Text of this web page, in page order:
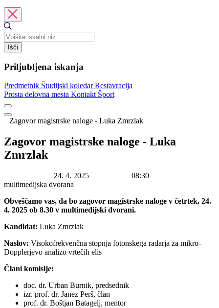
Išči
Priljubljena iskanja
Predmetnik Študijski koledarRestavracija
Prosta delovna mesta Kontakt Šport
Zagovor magistrske naloge - Luka Zmrzlak
Zagovor magistrske naloge - Luka
Zmrzlak
24. 4. 2025 08:30
multimedijska dvorana
Obveščamo vas, da bo zagovor magistrske naloge v četrtek, 24.
4. 2025 ob 8.30 v multimedijski dvorani.
Kandidat: Luka Zmrzlak
Naslov: Visokofrekvenčna stopnja fotonskega radarja za mikro-
Dopplerjevo analizo vrtečih elis
Člani komisije:
doc. dr. Urban Burnik, predsednik
izr. prof. dr. Janez Perš, član
prof. dr. Boštjan Batagelj, mentor